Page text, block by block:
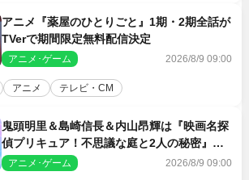
アニメ『薬屋のひとりごと』1期・2期全話が
TVerで期間限定無料配信決定
アニメ･ゲーム 2026/8/9 09:00
アニメ テレビ・CM
鬼頭明里＆島崎信長＆内山昂輝は『映画名探
偵プリキュア！不思議な庭と2人の秘密』ゲ
スト声優に決定
アニメ･ゲーム 2026/8/9 09:00